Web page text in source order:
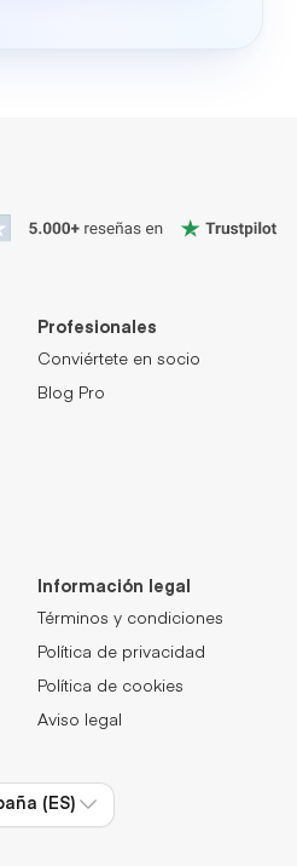
Profesionales
Conviértete en socio
Blog Pro
Información legal
Términos y condiciones
Política de privacidad
Política de cookies
Aviso legal
(ES)